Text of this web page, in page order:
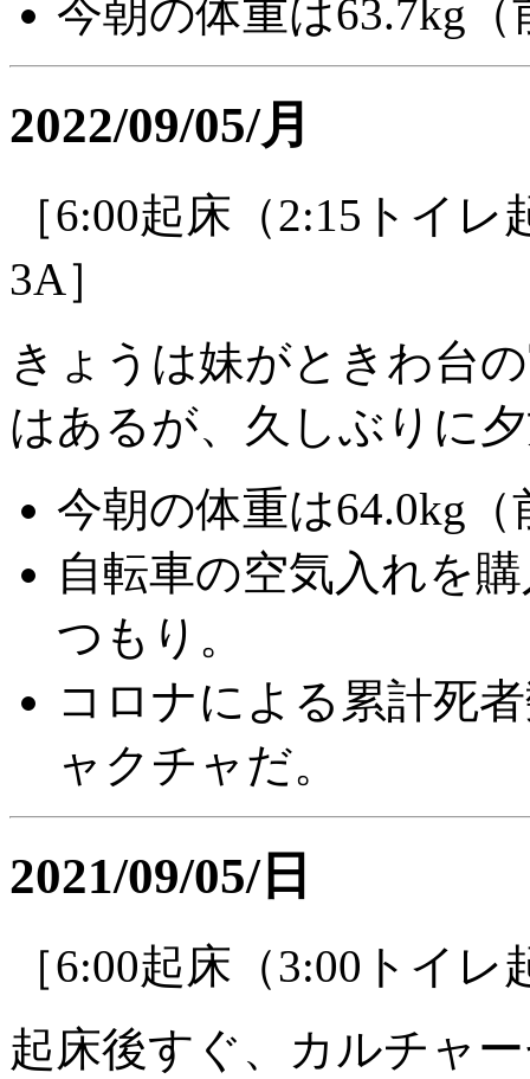
今朝の体重は63.7kg（
2022/09/05/月
［6:00起床（2:15トイ
3A］
きょうは妹がときわ台
はあるが、久しぶりに
今朝の体重は64.0kg（
自転車の空気入れを
つもり。
コロナによる累計死
ャクチャだ。
2021/09/05/日
［6:00起床（3:00トイ
起床後すぐ、カルチャ